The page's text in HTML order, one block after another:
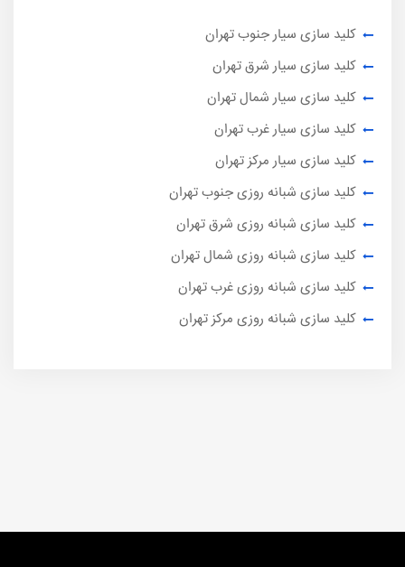
کلید سازی سیار جنوب تهران
کلید سازی سیار شرق تهران
کلید سازی سیار شمال تهران
کلید سازی سیار غرب تهران
کلید سازی سیار مرکز تهران
کلید سازی شبانه روزی جنوب تهران
کلید سازی شبانه روزی شرق تهران
کلید سازی شبانه روزی شمال تهران
کلید سازی شبانه روزی غرب تهران
کلید سازی شبانه روزی مرکز تهران